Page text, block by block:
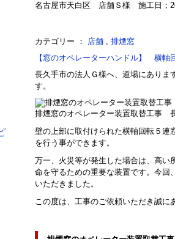
名古屋市天白区 店舗Ｓ様 施工日；
カテゴリー ： 店舗 , 排煙窓
【窓のオペレーターハンドル】 横
長久手市の法人Ｇ様へ、道場にありま
す。
排煙窓のオペレーター装置取替工事
壁の上部に取付けられた横軸回転５連
を行う事ができます。
万一、火災等が発生した場合は、高い
命を守るための重要な装置です。今回
いただきました。
この度は、工事のご依頼いただき誠に